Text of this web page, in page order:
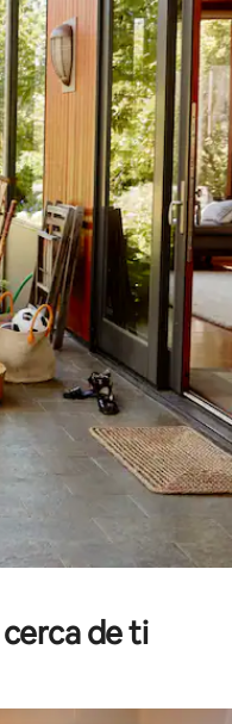
o explora con el tacto o
de ti